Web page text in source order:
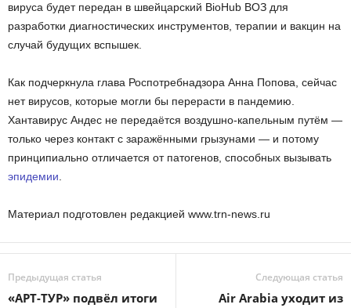
вируса будет передан в швейцарский BioHub ВОЗ для
разработки диагностических инструментов, терапии и вакцин на
случай будущих вспышек.
Как подчеркнула глава Роспотребнадзора Анна Попова, сейчас
нет вирусов, которые могли бы перерасти в пандемию.
Хантавирус Андес не передаётся воздушно-капельным путём —
только через контакт с заражёнными грызунами — и потому
принципиально отличается от патогенов, способных вызывать
эпидемии
Материал подготовлен редакцией www.trn-news.ru
Предыдущая статья
«АРТ-ТУР» подвёл итоги
Следующая статья
Air Arabia уходит из